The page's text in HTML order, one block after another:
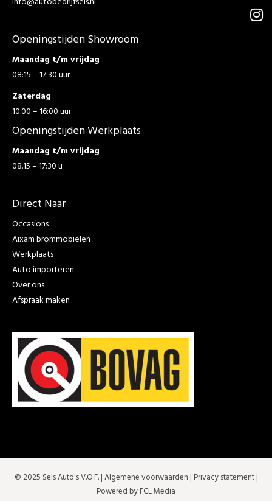
Openingstijden Showroom
Maandag t/m vrijdag
08:15 – 17:30 uur
Zaterdag
10.00 – 16:00 uur
Openingstijden Werkplaats
Maandag t/m vrijdag
08.15 – 17:30 u
Direct Naar
Occasions
Aixam brommobielen
Werkplaats
Auto importeren
Over ons
Afspraak maken
© 2025 Sels Auto's V.O.F. |Algemene voorwaarden | Privacy statement|
Powered by FCL Media